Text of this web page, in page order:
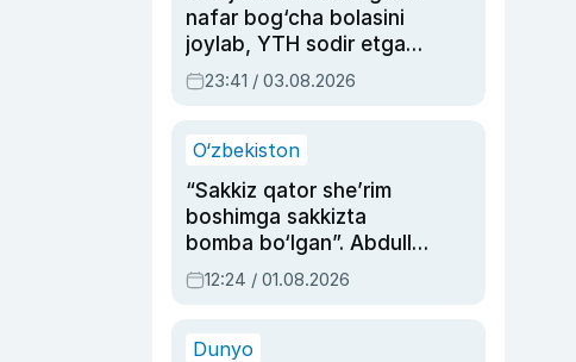
nafar bog‘cha bolasini
joylab, YTH sodir etgan
ayolga sud hukmi o‘qildi
23:41 / 03.08.2026
O‘zbekiston
“Sakkiz qator she’rim
boshimga sakkizta
bomba bo‘lgan”. Abdulla
Oripovni siyosiy
ayblovlardan asrab
12:24 / 01.08.2026
Dunyo